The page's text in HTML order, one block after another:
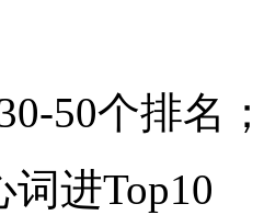
50个排名
进Top10